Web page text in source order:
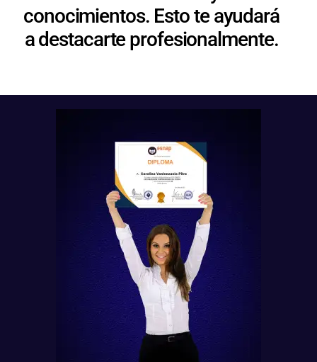
conocimientos. Esto te ayudará
a destacarte profesionalmente.